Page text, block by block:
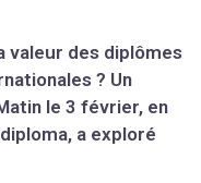
valeur des diplômes
? Un
le 3 février, en
a exploré